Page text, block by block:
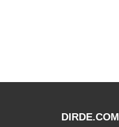
DIRDE.COM